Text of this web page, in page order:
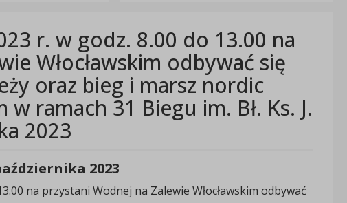
r. w godz. 8.00 do 13.00 na
Włocławskim odbywać się
oraz bieg i marsz nordic
ramach 31 Biegu im. Bł. Ks. J.
2023
2023
na przystani Wodnej na Zalewie Włocławskim odbywać